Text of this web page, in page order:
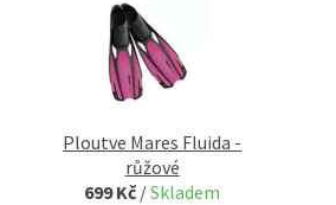
Ploutve Mares Fluida -
růžové
699 Kč/Skladem